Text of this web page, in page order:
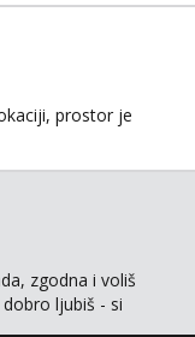
prostor je
zgodna i voliš
ljubiš - si